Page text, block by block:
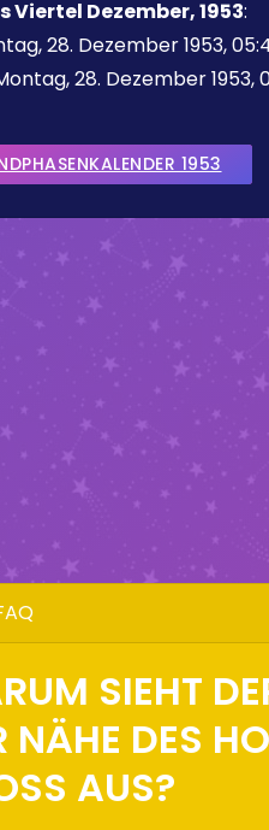
Viertel Dezember, 1953:
28. Dezember 1953,
28. Dezember 1953,
1953
SIEHT
NÄHE DES
AUS?